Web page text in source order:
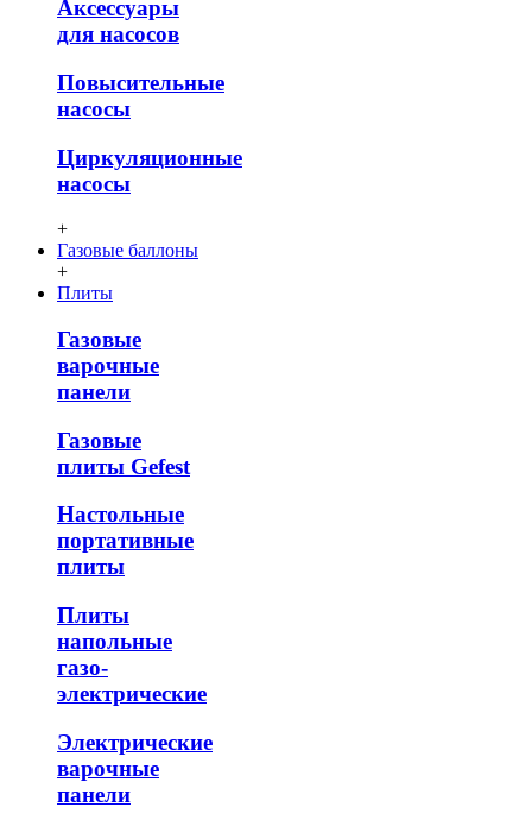
Аксессуары
для насосов
Повысительные
насосы
Циркуляционные
насосы
+
Газовые баллоны
+
Плиты
Газовые
варочные
панели
Газовые
плиты Gefest
Настольные
портативные
плиты
Плиты
напольные
газо-
электрические
Электрические
варочные
панели